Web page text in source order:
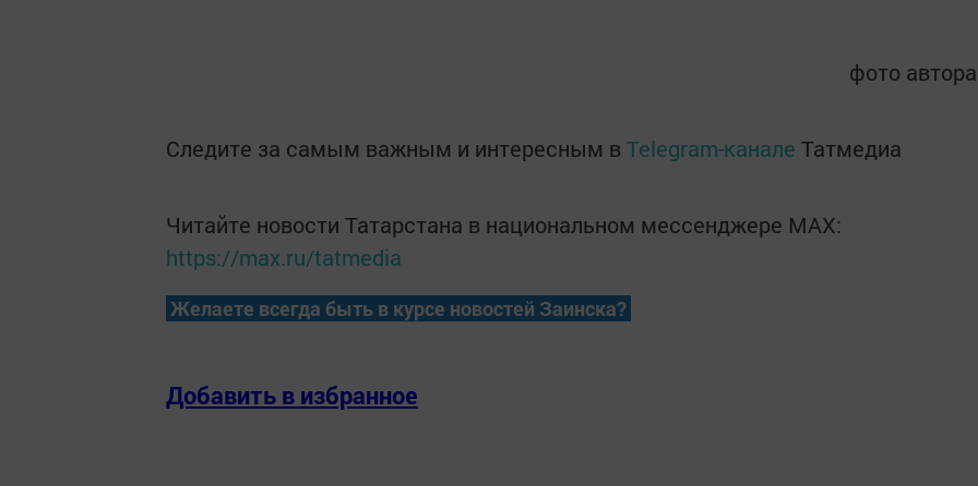
фото
Следите за самым важным и интересным в Telegram-канале Татмедиа
Читайте новости Татарстана в национальном мессенджере MАХ:
https://max.ru/tatmedia
Желаете всегда быть в курсе новостей Заинска?
Добавить в избранное